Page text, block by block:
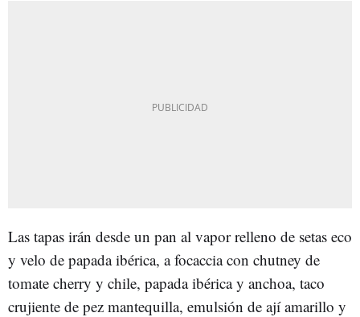
Las tapas irán desde un pan al vapor relleno de setas eco
y velo de papada ibérica, a focaccia con chutney de
tomate cherry y chile, papada ibérica y anchoa, taco
crujiente de pez mantequilla, emulsión de ají amarillo y